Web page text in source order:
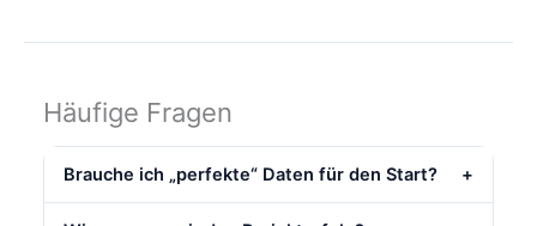
Häufige Fragen
Brauche ich „perfekte“ Daten für den Start? +